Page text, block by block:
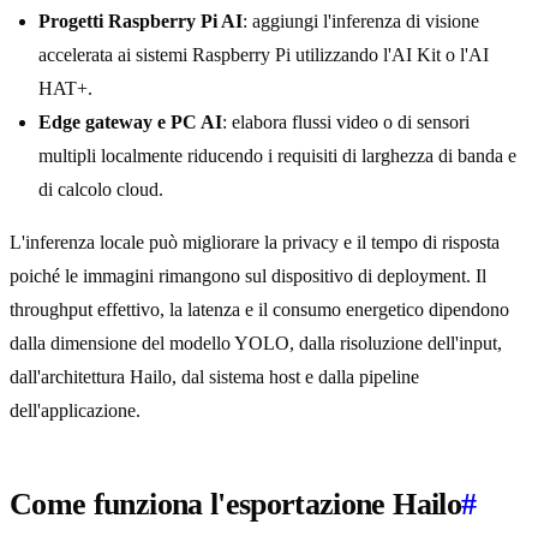
Progetti Raspberry Pi AI: aggiungi l'inferenza di visione
accelerata ai sistemi Raspberry Pi utilizzando l'AI Kit o l'AI
HAT+.
Edge gateway e PC AI: elabora flussi video o di sensori
multipli localmente riducendo i requisiti di larghezza di banda e
di calcolo cloud.
L'inferenza locale può migliorare la privacy e il tempo di risposta
poiché le immagini rimangono sul dispositivo di deployment. Il
throughput effettivo, la latenza e il consumo energetico dipendono
dalla dimensione del modello YOLO, dalla risoluzione dell'input,
dall'architettura Hailo, dal sistema host e dalla pipeline
dell'applicazione.
Come funziona l'esportazione Hailo#